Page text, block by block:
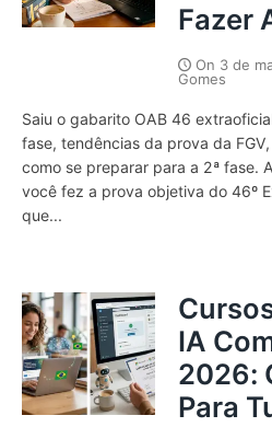
Fazer
On 3 de
Gomes
Saiu o gabarito OAB 46
fase, tendências da prova da
como se preparar para a 2ª fase.
você fez a prova objetiva do 46º
que...
IA
2026:
Para